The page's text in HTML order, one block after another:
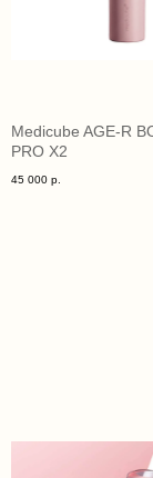
Medicube AGE-R
PRO X2
45 000 р.